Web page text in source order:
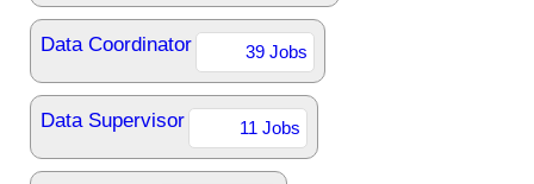
Data Coordinator 39 Jobs
Data Supervisor 11 Jobs